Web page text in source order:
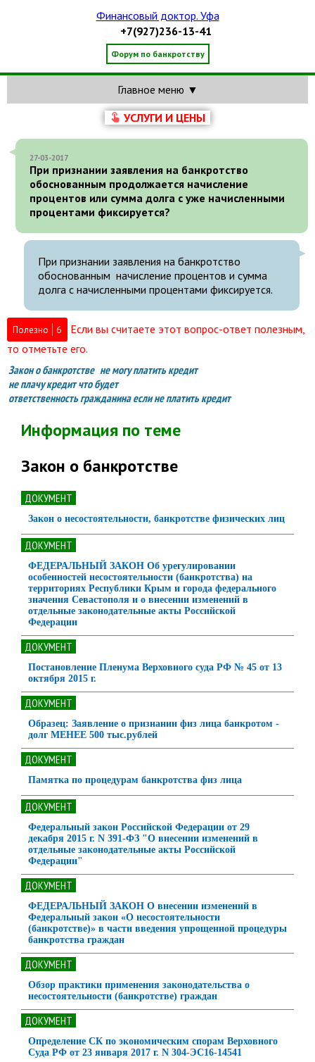
Финансовый доктор. Уфа
+7(927)236-13-41
Форум по банкротству
Главное меню ▼
УСЛУГИ И ЦЕНЫ
27-03-2017
При признании заявления на банкротство
обоснованным продолжается начисление
процентов или сумма долга с уже начисленными
процентами фиксируется?
При признании заявления на банкротство
обоснованным начисление процентов и сумма
долга с начисленными процентами фиксируется.
Полезно 6
Если вы считаете этот вопрос-ответ полезным,
то отметьте его.
Закон о банкротстве не могу платить кредит
не плачу кредит что будет
ответственность гражданина если не платить кредит
Информация по теме
Закон о банкротстве
ДОКУМЕНТ
Закон о несостоятельности, банкротстве физических лиц
ДОКУМЕНТ
ФЕДЕРАЛЬНЫЙ ЗАКОН Об урегулировании
особенностей несостоятельности (банкротства) на
территориях Республики Крым и города федерального
значения Севастополя и о внесении изменений в
отдельные законодательные акты Российской
Федерации
ДОКУМЕНТ
Постановление Пленума Верховного суда РФ № 45 от 13
октября 2015 г.
ДОКУМЕНТ
Образец: Заявление о признании физ лица банкротом -
долг МЕНЕЕ 500 тыс.рублей
ДОКУМЕНТ
Памятка по процедурам банкротства физ лица
ДОКУМЕНТ
Федеральный закон Российской Федерации от 29
декабря 2015 г. N 391-ФЗ "О внесении изменений в
отдельные законодательные акты Российской
Федерации"
ДОКУМЕНТ
ФЕДЕРАЛЬНЫЙ ЗАКОН О внесении изменений в
Федеральный закон «О несостоятельности
(банкротстве)» в части введения упрощенной процедуры
банкротства граждан
ДОКУМЕНТ
Обзор практики применения законодательства о
несостоятельности (банкротстве) граждан
ДОКУМЕНТ
Определение СК по экономическим спорам Верховного
Суда РФ от 23 января 2017 г. N 304-ЭС16-14541